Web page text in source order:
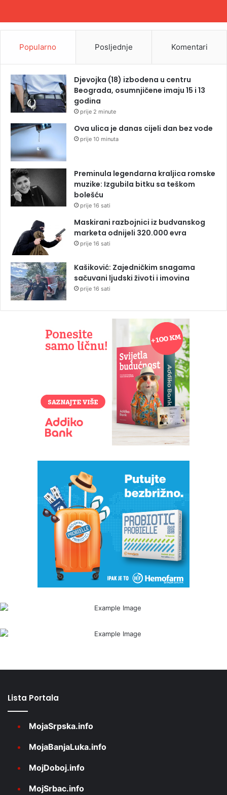
Popularno Posljednje Komentari
Djevojka (18) izbodena u centru
Beograda, osumnjičene imaju 15 i 13
godina
prije 2 minute
Ova ulica je danas cijeli dan bez vode
prije 10 minuta
Preminula legendarna kraljica romske
muzike: Izgubila bitku sa teškom
bolešću
prije 16 sati
Maskirani razbojnici iz budvanskog
marketa odnijeli 320.000 evra
prije 16 sati
Kašiković: Zajedničkim snagama
sačuvani ljudski životi i imovina
prije 16 sati
Lista Portala
MojaSrpska.info
MojaBanjaLuka.info
MojDoboj.info
MojSrbac.info